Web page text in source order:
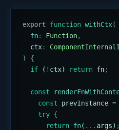
export function withCtx(
  fn
: Function,
  ctx
:
)
{
  if
( ! ctx) return fn;
  const
    const
prevInstance =
    try
{
      return
fn( ... args) ;